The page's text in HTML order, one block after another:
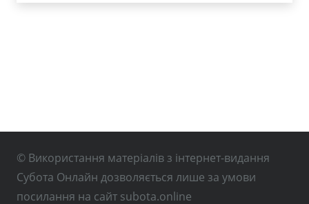
© Використання матеріалів з інтернет-видання
Субота Онлайн дозволяється лише за умови
посилання на сайт subota.online